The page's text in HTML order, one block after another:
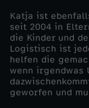
Katja ist
seit 2004 in
die Kinder und
Logistisch ist
helfen die
wenn irgendwas
geworfen und